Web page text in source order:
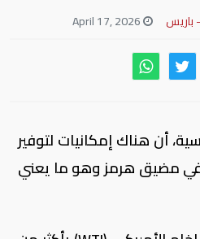
أن هناك إمكانيات لتوفير
مضيق هرمز وهو ‌ما يعني